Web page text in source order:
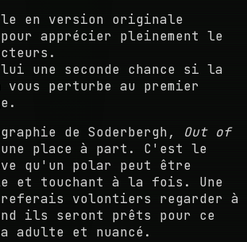
le en version originale
apprécier pleinement le
lui une seconde chance si la
perturbe au premier
de Soderbergh, Out of
place à part. C'est le
qu'un polar peut être
et touchant à la fois. Une
volontiers regarder à
ils seront prêts pour ce
adulte et nuancé.